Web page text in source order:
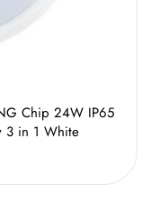
Chip 24W IP65
3 in 1 White